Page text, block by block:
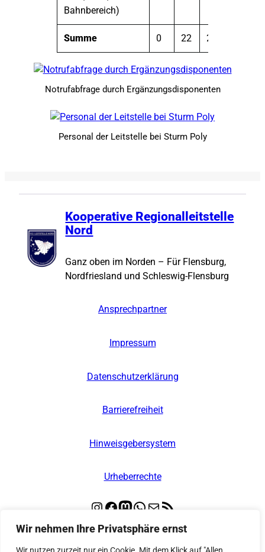
Wir nehmen Ihre Privatsphäre ernst
Bahnbereich)
Summe 0 22 27
Notrufabfrage durch Ergänzungsdisponenten
Personal der Leitstelle bei Sturm Poly
Kooperative Regionalleitstelle
Nord
Ganz oben im Norden – Für Flensburg,
Nordfriesland und Schleswig-Flensburg
Ansprechpartner
Impressum
Datenschutzerklärung
Barrierefreiheit
Hinweisgebersystem
Urheberrechte
Instagram
Facebook
Mastodon
WhatsApp
E-MailRSS-Feed
Kooperative Regionalleitstelle Nord